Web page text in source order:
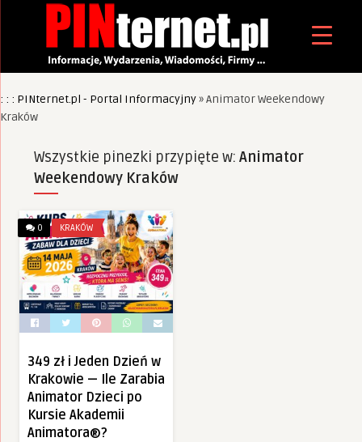
: : : PINternet.pl - Portal Informacyjny»Animator Weekendowy
Kraków
Wszystkie pinezki przypięte w: Animator
Weekendowy Kraków
0 KRAKÓW
349 zł i Jeden Dzień w
Krakowie — Ile Zarabia
Animator Dzieci po
Kursie Akademii
Animatora®?